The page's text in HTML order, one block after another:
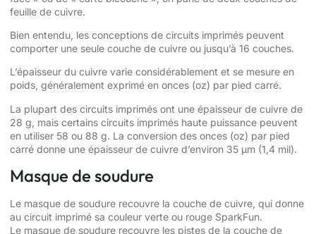
feuille de cuivre.
Bien entendu, les conceptions de circuits imprimés peuvent
comporter une seule couche de cuivre ou jusqu’à 16 couches.
L’épaisseur du cuivre varie considérablement et se mesure en
poids, généralement exprimé en onces (oz) par pied carré.
La plupart des circuits imprimés ont une épaisseur de cuivre de
28 g, mais certains circuits imprimés haute puissance peuvent
en utiliser 58 ou 88 g. La conversion des onces (oz) par pied
carré donne une épaisseur de cuivre d’environ 35 µm (1,4 mil).
Masque de soudure
Le masque de soudure recouvre la couche de cuivre, qui donne
au circuit imprimé sa couleur verte ou rouge SparkFun.
Le masque de soudure recouvre les pistes de la couche de